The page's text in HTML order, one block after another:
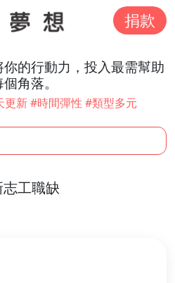
捐款
的行動力，投入最需幫助
角落。
新 #時間彈性 #類型多元
工職缺